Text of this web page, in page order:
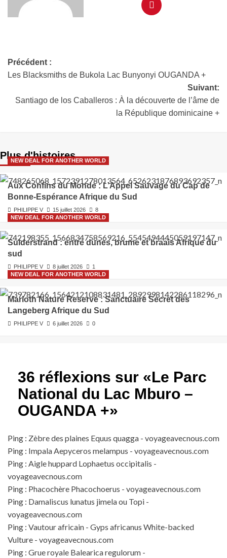
Précédent :
Les Blacksmiths de Bukola Lac Bunyonyi OUGANDA +
Suivant:
Santiago de los Caballeros : À la découverte de l’âme de
la République dominicaine +
Plus d'histoires
NEW DEAL FOR ANOTHER WORLD
Aux Confins du Monde : L’Appel Sauvage du Cap de
Bonne-Espérance Afrique du Sud
PHILIPPE V 15 juillet 2026
8
NEW DEAL FOR ANOTHER WORLD
Suiderstrand : entre dunes, brume et braais Afrique du
sud
PHILIPPE V 8 juillet 2026
1
NEW DEAL FOR ANOTHER WORLD
Marloth Nature Reserve : Sanctuaire Secret des
Langeberg Afrique du Sud
PHILIPPE V 6 juillet 2026 0
36 réflexions sur «Le Parc
National du Lac Mburo –
OUGANDA +»
Ping : Zèbre des plaines Equus quagga - voyageavecnous.com
Ping : Impala Aepyceros melampus - voyageavecnous.com
Ping : Aigle huppard Lophaetus occipitalis -
voyageavecnous.com
Ping : Phacochère Phacochoerus - voyageavecnous.com
Ping : Damaliscus lunatus jimela ou Topi -
voyageavecnous.com
Ping : Vautour africain - Gyps africanus White-backed
Vulture - voyageavecnous.com
Ping : Grue royale Balearica regulorum -